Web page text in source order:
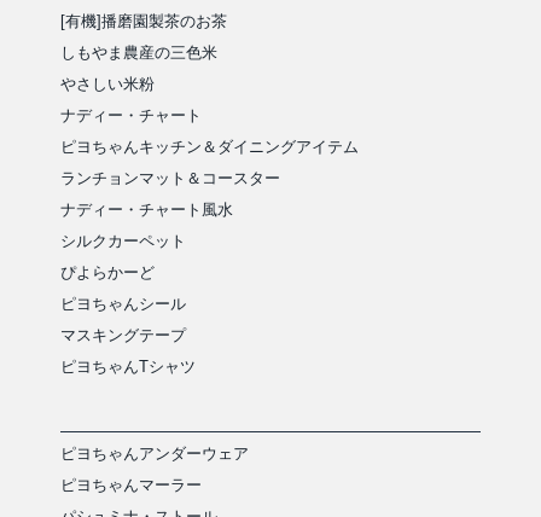
[有機]播磨園製茶のお茶
しもやま農産の三色米
やさしい米粉
ナディー・チャート
ピヨちゃんキッチン＆ダイニングアイテム
ランチョンマット＆コースター
ナディー・チャート風水
シルクカーペット
ぴよらかーど
ピヨちゃんシール
マスキングテープ
ピヨちゃんTシャツ
ピヨちゃんアンダーウェア
ピヨちゃんマーラー